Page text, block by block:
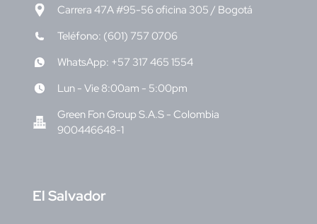
Carrera 47A #95-56 oficina 305 / Bogotá
Teléfono: (601) 757 0706
WhatsApp: +57 317 465 1554
Lun - Vie 8:00am - 5:00pm
Green Fon Group S.A.S - Colombia
900446648-1
El Salvador